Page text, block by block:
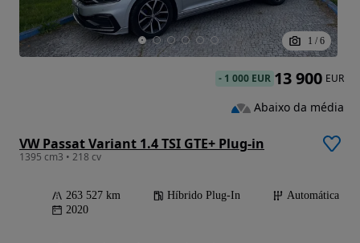
1 / 6
VW Passat Variant 1.4 TSI GTE+ Plug-in
1395 cm3 • 218 cv
263 527 km Híbrido Plug-In
Automática
2020
- 1 000 EUR 13 900 EUR
Abaixo da média